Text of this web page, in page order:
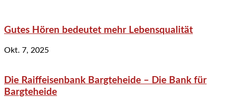
Gutes Hören bedeutet mehr Lebensqualität
Okt. 7, 2025
Die Raiffeisenbank Bargteheide – Die Bank für
Bargteheide